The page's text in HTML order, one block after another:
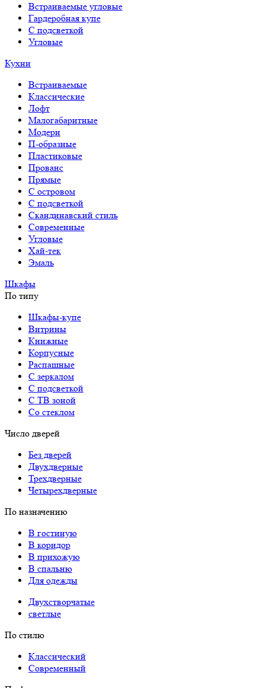
Встраиваемые угловые
Гардеробная купе
С подсветкой
Угловые
Кухни
Встраиваемые
Классические
Лофт
Малогабаритные
Модерн
П-образные
Пластиковые
Прованс
Прямые
С островом
С подсветкой
Скандинавский стиль
Современные
Угловые
Хай-тек
Эмаль
Шкафы
По типу
Шкафы-купе
Витрины
Книжные
Корпусные
Распашные
С зеркалом
С подсветкой
С ТВ зоной
Со стеклом
Число дверей
Без дверей
Двухдверные
Трехдверные
Четырехдверные
По назначению
В гостиную
В коридор
В прихожую
В спальню
Для одежды
Двухстворчатые
светлые
По стилю
Классический
Современный